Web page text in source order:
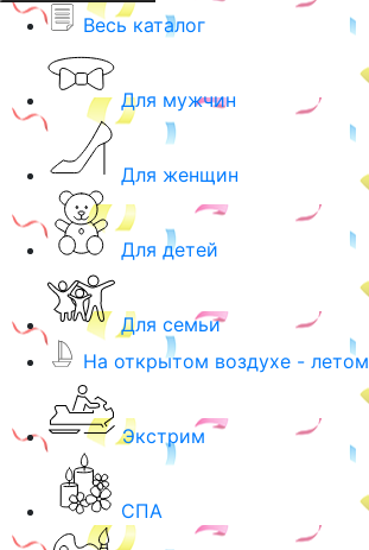
Весь каталог
Для мужчин
Для женщин
Для детей
Для семьи
На открытом воздухе - летом
Экстрим
СПА